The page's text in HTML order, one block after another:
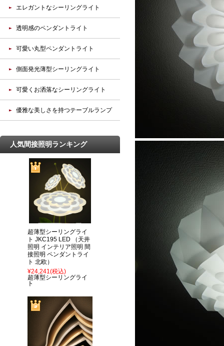
エレガントなシーリングライト
透明感のペンダントライト
可愛い丸型ペンダントライト
側面発光薄型シーリングライト
可愛くお洒落なシーリングライト
優雅な美しさを持つテーブルランプ
人気間接照明ランキング
超薄型シーリングライ
ト JKC195 LED （天井
照明 インテリア照明 間
接照明 ペンダントライ
ト 北欧）
¥24,241(税込)
超薄型シーリングライ
ト